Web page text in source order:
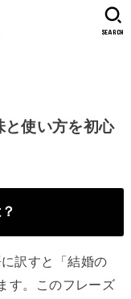
SEARCH
使い方を初心
訳すと「結婚の
す。このフレーズ